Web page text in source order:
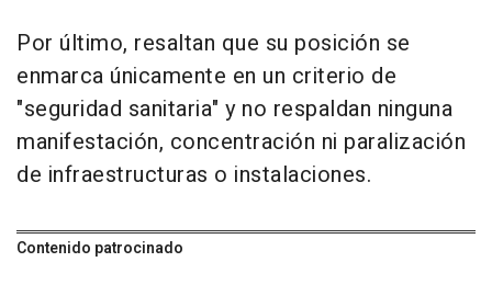
Por último, resaltan que su posición se
enmarca únicamente en un criterio de
"seguridad sanitaria" y no respaldan ninguna
manifestación, concentración ni paralización
de infraestructuras o instalaciones.
Contenido patrocinado